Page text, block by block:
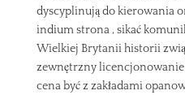
dyscyplinują do kierowania
indium strona , sikać
Wielkiej Brytanii historii
zewnętrzny licencjonowanie
cena być z zakładami